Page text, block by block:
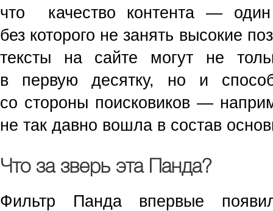
что качество контента —
без которого не занять высокие
тексты на сайте могут не
в первую десятку, но и
со стороны поисковиков —
не так давно вошла в состав
Что за зверь эта Панда?
Фильтр Панда впервые